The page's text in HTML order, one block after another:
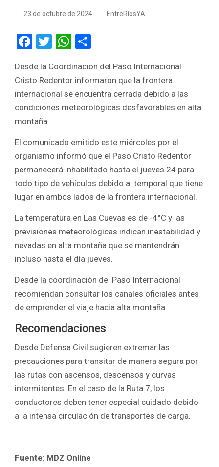
23 de octubre de 2024 EntreRíosYA
F
ce
b
o
o
T
tt
er
W
at
s
A
ar
e
Desde la Coordinación del Paso Internacional
Cristo Redentor informaron que la frontera
internacional se encuentra cerrada debido a las
condiciones meteorológicas desfavorables en alta
montaña.
El comunicado emitido este miércoles por el
organismo informó que el Paso Cristo Redentor
permanecerá inhabilitado hasta el jueves 24 para
todo tipo de vehículos debido al temporal que tiene
lugar en ambos lados de la frontera internacional.
La temperatura en Las Cuevas es de -4°C y las
previsiones meteorológicas indican inestabilidad y
nevadas en alta montaña que se mantendrán
incluso hasta el día jueves.
Desde la coordinación del Paso Internacional
recomiendan consultar los canales oficiales antes
de emprender el viaje hacia alta montaña.
Recomendaciones
Desde Defensa Civil sugieren extremar las
precauciones para transitar de manera segura por
las rutas con ascensos, descensos y curvas
intermitentes. En el caso de la Ruta 7, los
conductores deben tener especial cuidado debido
a la intensa circulación de transportes de carga.
Fuente: MDZ Online